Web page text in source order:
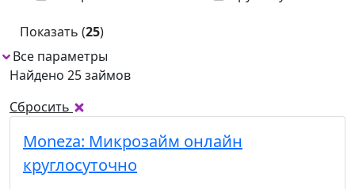
Показать (25)
Все параметры
Найдено 25 займов
Сбросить
Moneza: Микрозайм онлайн
круглосуточно